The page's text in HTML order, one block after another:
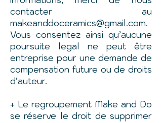
contacter au
makeanddoceramics@gmail.com.
Vous consentez ainsi qu’aucune
poursuite legal ne peut être
entreprise pour une demande de
compensation future ou de droits
d’auteur.
+ Le regroupement Make and Do
se réserve le droit de supprimer